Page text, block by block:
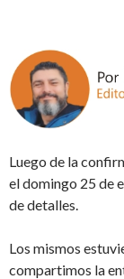
Luego de la
el domingo 25 de
de detalles.
Los mismos
compartimos la